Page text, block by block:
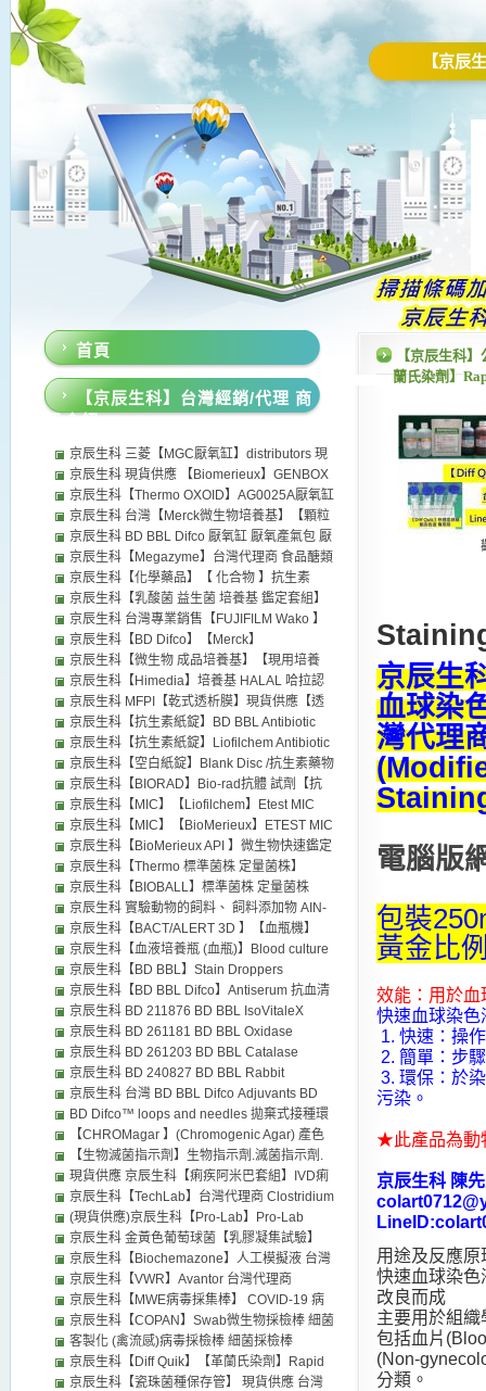
【京辰
【京辰生科
蘭氏染劑】
京辰生
血球染
灣代理
電腦版
包裝
黃金比
效能：用於血
快速血球染色
1. 快速：操
2. 簡單：步
3. 環保：於
污染。
★此產品為動
京辰生科 陳
用途及反應原
快速血球染色
改良而成
主要用於組
包括血片
(Non-
分類。
首頁
【京辰生科】台灣經銷/代理 商
品介紹
京辰生科 三菱【MGC厭氧缸】distributors 現
貨供應 日本MGC厭氧產氣包 微需氧產氣包 厭
氧指示劑96118 台灣代理商 微耗氧產氣包 微
需氧產氣包 微厭氧產氣包 厭氧袋 Thermo
OXOID Merck Millipore BD BBL distributors
京辰生科 現貨供應 【Biomerieux】GENBOX
厭氧缸 生物梅里埃 法國 【厭氧缸】厭氧產氣
包 微耗氧產氣包 96118 厭氧指示劑 無氧指示
紙 台灣現貨供應【可以取代MGC厭氧缸 MGC
厭氧產氣包】 Biomerieux 歐美日本試劑藥品
經銷代理
京辰生科【Thermo OXOID】AG0025A厭氧缸
BR0055B 厭氧指示劑 台灣代理商 MGC厭氧
缸 厭氧產氣包 Thermo OXOID distributors
京辰生科 台灣【Merck微生物培養基】【顆粒
微生物培養基】【Sigma-Aldrich】
MerckMillipore台灣經銷代理默克) 成品培養基
粉末培養基 厭氧缸 厭氣缸 厭氧產氣包 代理
京辰生科 BD BBL Difco 厭氧缸 厭氧產氣包 厭
氧指示劑 (Gas Pak System & Anaerobic
Products) 台灣 京辰生科 經銷 代理歐美各廠牌
試劑 藥品 培養基
京辰生科【Megazyme】台灣代理商 食品醣類
檢測分析試劑 【NEOGEN】代理商
Megazyme distributors
京辰生科【化學藥品】【 化合物 】抗生素
compound 中間體 化學標準品 特殊化學品
Biochemicals and Enzymes 台灣代理商
distributor
京辰生科【乳酸菌 益生菌 培養基 鑑定套組】
成品培養基 BIM-25 微生物培養基 API鑑定套
組 台灣代理商 distributors
京辰生科 台灣專業銷售【FUJIFILM Wako 】
和光純藥株式會社【化學藥品】【 化合物 】
試劑製造商 化學藥品 抗體代理 iba1 antibody
Laboratory Chemicals-FUJIFILM Wako
Chemicals
京辰生科【BD Difco】【Merck】
【Himedia】【Neogen】微生物 培養基 (粉
末) 台灣 各廠牌套組試劑藥品代理 成品培養基
distributor
京辰生科【微生物 成品培養基】【現用培養
基】Agar plate 綿羊血 馬血 distributors 台灣
代理商
京辰生科【Himedia】培養基 HALAL 哈拉認
證 清真認證 台灣代理商 微生物培養基 成品培
養基 Himedia distributors
京辰生科 MFPI【乾式透析膜】現貨供應【透
析夾】MFPI (Cellu-Sep T)、Orange、
Spectrum (Repligen) 台灣代理商 distributors
京辰生科【抗生素紙錠】BD BBL Antibiotic
discs 藥敏紙片 台灣代理商 BD BBL
distributors 成品培養基
京辰生科【抗生素紙錠】Liofilchem Antibiotic
discs 藥敏紙片 台灣代理商 Etest MIC Test
Strip藥敏試驗 空白紙錠 Liofilchem
distributors OXOID Thermo Disc dispenser
京辰生科【空白紙錠】Blank Disc /抗生素藥物
測定濾紙 台灣代理商 抗生素紙錠 Liofilchem
distributors
京辰生科【BIORAD】Bio-rad抗體 試劑【抗
生素紙錠】Antibiotic discs 藥敏紙片 台灣代理
商 distributors
京辰生科【MIC】【Liofilchem】Etest MIC
Test Strip藥敏試驗 台灣代理商 抗生素紙錠 空
白紙錠 Liofilchem distributors
京辰生科【MIC】【BioMerieux】ETEST MIC
Test Strip藥敏試驗 台灣代理商 Etest
BioMerieux distributors 成品培養基
京辰生科【BioMerieux API 】微生物快速鑑定
套組 台灣代理商 distributors BioMerieux API
成品培養基
京辰生科【Thermo 標準菌株 定量菌株】
OXOID 定性定量菌株 台灣代理商 台灣經銷代
理實驗室試劑藥品 GPT 可以取代
MicroBioLogics (MBL) 品管用標準菌株 EZ-
Acc Shot EZ-CFU Thermo OXOID 厭氧缸 厭
氧產氣包 抗生素紙錠 distributors
京辰生科【BIOBALL】標準菌株 定量菌株
【BioMerieux】培養基效能試驗 台灣經銷代
理實驗室試劑藥品 可以取代 MicroBioLogics
(MBL) 品管用標準菌株 EZ-Acc Shot EZ-CFU
京辰生科 實驗動物的飼料、 飼料添加物 AIN-
76、AIN-76 A、AIN-93G、 維生素混合物
Vitamin Mixture、 礦物質混合物AIN-76 Salt
Mix 現貨供應
京辰生科【BACT/ALERT 3D 】【血瓶機】
【BioMerieux】distributors
京辰生科【血液培養瓶 (血瓶)】Blood culture
京辰生科【BD BBL】Stain Droppers
REAGENTS 台灣代理商 distributors
京辰生科【BD BBL Difco】Antiserum 抗血清
BD 沙門氏菌抗血清 台灣 經銷代理
京辰生科 BD 211876 BD BBL IsoVitaleX
Enrichment 台灣代理商 distributors
京辰生科 BD 261181 BD BBL Oxidase
reagent 氧化酶試劑 台灣代理商 distributors
京辰生科 BD 261203 BD BBL Catalase
Reagent Dropper 過氧化氫酶試劑 台灣代理
商 distributors
京辰生科 BD 240827 BD BBL Rabbit
Coagulase Plasma Rabbit with EDTA 台灣代
理商 distributors
京辰生科 台灣 BD BBL Difco Adjuvants BD
263810 完全佐劑 BD 263910不完全佐劑 BD
231141結核菌H37台灣代理商 distributors
BD Difco™ loops and needles 拋棄式接種環
【CHROMagar 】(Chromogenic Agar) 產色
素培養基
【生物滅菌指示劑】生物指示劑.滅菌指示劑.
Bioindicator, BI
現貨供應 京辰生科【痢疾阿米巴套組】IVD痢
疾阿米巴檢測套組E. Histolytica ELISA Kit 台
灣代理商 distributors
京辰生科【TechLab】台灣代理商 Clostridium
difficile 困難梭狀桿菌 快篩檢驗檢測試劑 IVD
distributors
(現貨供應)京辰生科【Pro-Lab】Pro-Lab
Diagnostics USA 台灣代理商 金黃色葡萄球菌
乳膠凝集試驗套組PL080B Staph Latex
京辰生科 金黃色葡萄球菌【乳膠凝集試驗】
沙門氏菌 乳膠凝集 Latex agglutination 台灣
代理商
京辰生科【Biochemazone】人工模擬液 台灣
代理商 人造體液 人工唾液 人造尿液 DIN
53160人工汗液 台灣代理商 distributors
京辰生科【VWR】Avantor 台灣代理商
Epredia™ J1800AMNZ Epredia SuperFrost
Plus Adhesion slides Control Slides- Fisher
Scientific Thermo scientific superfrost
microscope slides
京辰生科【MWE病毒採集棒】 COVID-19 病
毒採集運送管 冠狀病毒 distributors
京辰生科【COPAN】Swab微生物採檢棒 細菌
採檢運送管 病毒採集管
客製化 (禽流感)病毒採檢棒 細菌採檢棒
京辰生科【Diff Quik】【革蘭氏染劑】Rapid
Gram stain/ 【Diff Quick】細胞血球染劑
京辰生科【瓷珠菌種保存管】 現貨供應 台灣